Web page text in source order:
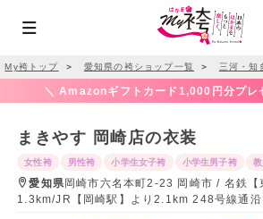
My袴トップ ＞ 愛知県の袴ショップ一覧 ＞ 三河・知
＼ Amazonギフトカード1,000円分プレ
まきやす 岡崎店の衣装
女性袴 男性袴 小学生女子袴 小学生男子袴
愛知県岡崎市六名本町2-23 岡崎市 / 名鉄【
1.3km/JR【岡崎駅】より2.1km 248号線通